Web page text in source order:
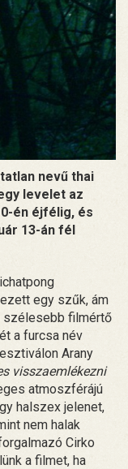
nevű thai
levelet az
én éjfélig, és
13-án fél
egy szűk, ám
szélesebb filmértő
a furcsa név
Arany
visszaemlékezni
atmoszférájú
halszex jelenet,
nem halak
Cirko
a filmet, ha